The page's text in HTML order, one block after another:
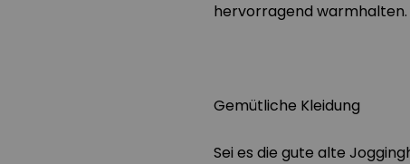
hervorragend warmhalten.
Gemütliche Kleidung
Sei es die gute alte